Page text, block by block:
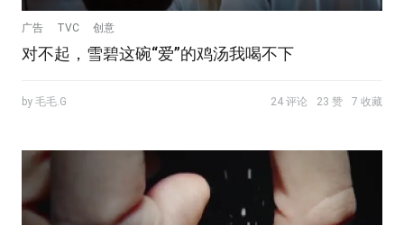
广告 TVC 创意
对不起，雪碧这碗“爱”的鸡汤我喝不下
by 毛毛.G 24 评论 23 赞 7 收藏